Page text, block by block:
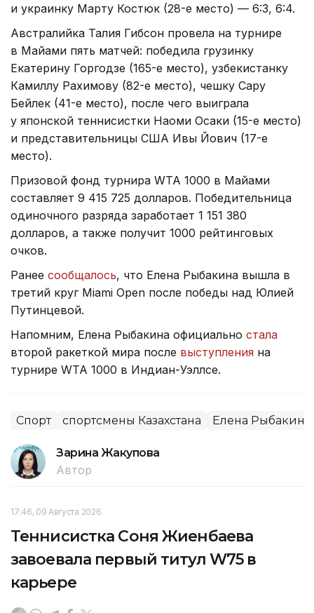
и украинку Марту Костюк (28-е место) — 6:3, 6:4.
Австралийка Талия Гибсон провела на турнире
в Майами пять матчей: победила грузинку
Екатерину Горгодзе (165-е место), узбекистанку
Камиллу Рахимову (82-е место), чешку Сару
Бейлек (41-е место), после чего выиграла
у японской теннисистки Наоми Осаки (15-е место)
и представительницы США Ивы Йович (17-е
место).
Призовой фонд турнира WTA 1000 в Майами
составляет 9 415 725 долларов. Победительница
одиночного разряда заработает 1 151 380
долларов, а также получит 1000 рейтинговых
очков.
Ранее сообщалось, что Елена Рыбакина вышла в
третий круг Miami Open после победы над Юлией
Путинцевой.
Напомним, Елена Рыбакина официально стала
второй ракеткой мира после выступления на
турнире WTA 1000 в Индиан-Уэллсе.
Спорт спортсмены Казахстана Елена Рыбакина
Зарина Жакупова
Автор
17:46, 09 Августа 2026
Теннисистка Соня Жиенбаева
завоевала первый титул W75 в
карьере